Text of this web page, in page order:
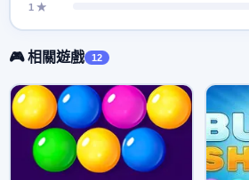
1 ★
🎮 相關遊戲 12